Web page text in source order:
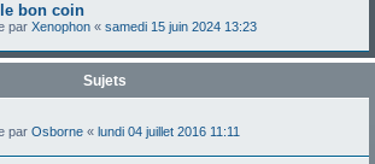
bon coin
par Xenophon « samedi 15 juin 2024 13:23
Sujets
par Osborne « lundi 04 juillet 2016 11:11